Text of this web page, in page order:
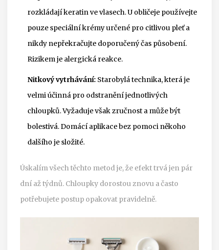
rozkládají keratin ve vlasech. U obličeje používejte
pouze speciální krémy určené pro citlivou pleť a
nikdy nepřekračujte doporučený čas působení.
Rizikem je alergická reakce.
Nitkový vytrhávání: Starobylá technika, která je
velmi účinná pro odstranění jednotlivých
chloupků. Vyžaduje však zručnost a může být
bolestivá. Domácí aplikace bez pomoci někoho
dalšího je složité.
Úskalím všech těchto metod je, že efekt trvá jen pár
dní až týdnů. Chloupky dorostou znovu a často
potřebujete postup opakovat pravidelně.